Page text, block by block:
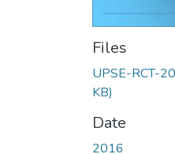
Files
UPSE-RCT-
KB)
Date
2016